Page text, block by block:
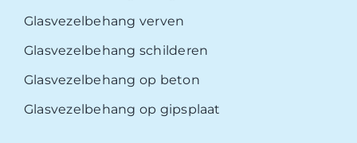
Glasvezelbehang verven
Glasvezelbehang schilderen
Glasvezelbehang op beton
Glasvezelbehang op gipsplaat